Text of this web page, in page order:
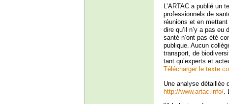
L’ARTAC a publié un
professionnels de
réunions et en
dire qu’il n’y a pas
santé n’ont pas été
publique. Aucun
transport, de
tant qu’experts et
Télécharger le texte
Une analyse détaillée
http://www.artac.info/